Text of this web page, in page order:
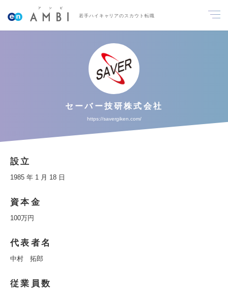
若手ハイキャリアのスカウト転職
セーバー技研株式会社
https://savergiken.com/
設立
1985 年 1 月 18 日
資本金
100万円
代表者名
中村 拓郎
従業員数